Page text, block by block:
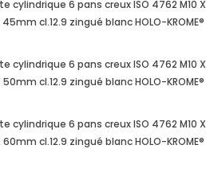
cylindrique 6 pans creux ISO 4762 M10 X
45mm cl.12.9 zingué blanc HOLO-KROME®
cylindrique 6 pans creux ISO 4762 M10 X
50mm cl.12.9 zingué blanc HOLO-KROME®
cylindrique 6 pans creux ISO 4762 M10 X
60mm cl.12.9 zingué blanc HOLO-KROME®